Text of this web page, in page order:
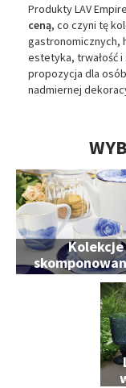
Produkty LAV
ceną, co czyni tę
gastronomicznych,
estetyka, trwałość
propozycja dla
nadmiernej
Kolekcje
Ciebie